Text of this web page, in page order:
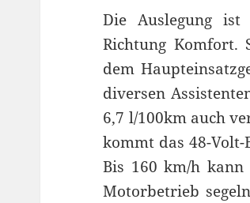
Die Auslegung
Richtung Komfort.
dem
diversen
6,7 l/100km auch
kommt das 48-Volt-
Bis 160 km/h kann
Motorbetrieb